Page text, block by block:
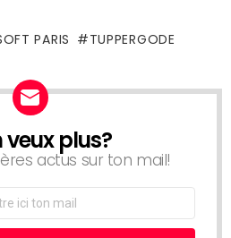
PARIS TUPPERGODE
veux plus?
actus sur ton mail!